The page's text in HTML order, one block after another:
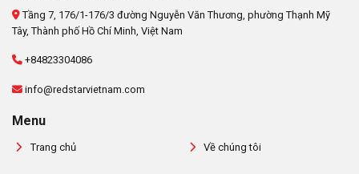
Tầng 7, 176/1-176/3 đường Nguyễn Văn Thương, phường Thạnh Mỹ
Tây, Thành phố Hồ Chí Minh, Việt Nam
+84823304086
info@redstarvietnam.com
Menu
Trang chủ Về chúng tôi